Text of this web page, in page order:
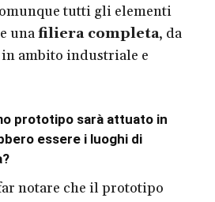
tutti gli elementi
unafiliera completa, da
ambito industriale e
prototipo sarà attuato in
essere i luoghi di
notare che il prototipo